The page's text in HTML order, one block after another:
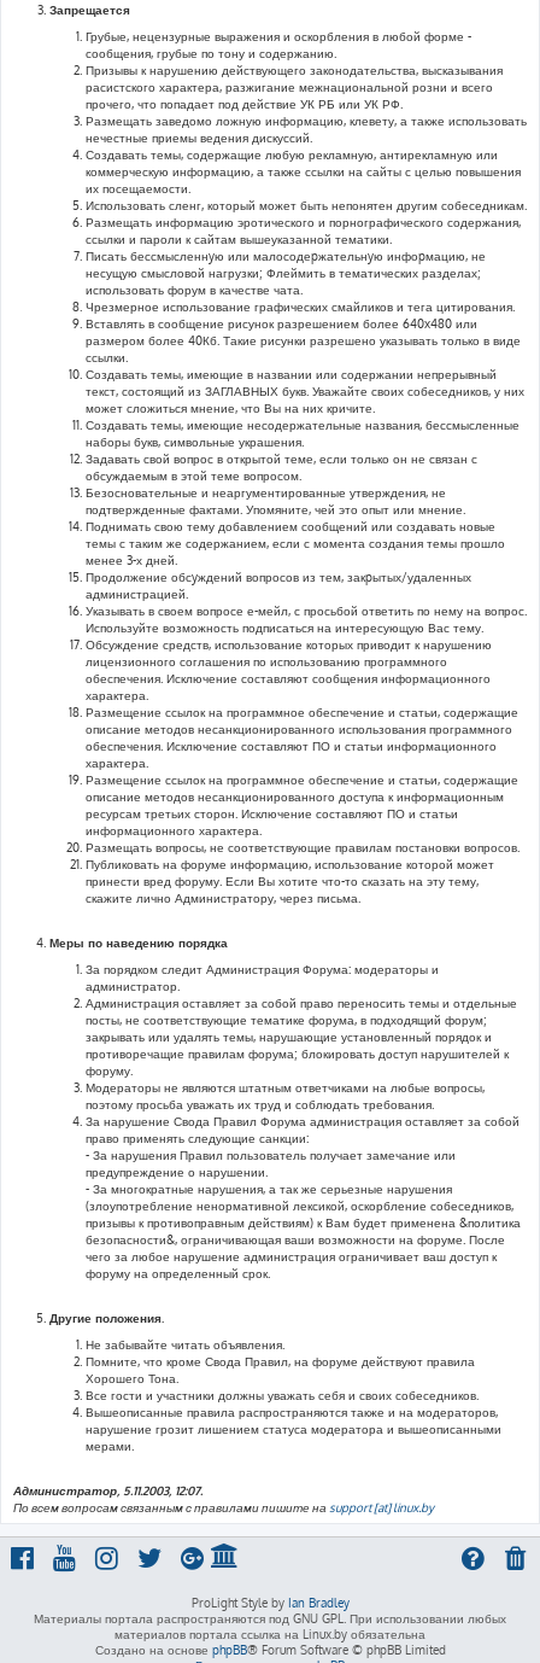
Запрещается
Грубые, нецензурные выражения и оскорбления в любой форме -
сообщения, грубые по тону и содержанию.
Призывы к нарушению действующего законодательства, высказывания
расистского характера, разжигание межнациональной розни и всего
прочего, что попадает под действие УК РБ или УК РФ.
Размещать заведомо ложную информацию, клевету, а также использовать
нечестные приемы ведения дискуссий.
Создавать темы, содержащие любую рекламную, антирекламную или
коммерческую информацию, а также ссылки на сайты с целью повышения
их посещаемости.
Использовать сленг, который может быть непонятен другим собеседникам.
Размещать информацию эротического и порнографического содержания,
ссылки и пароли к сайтам вышеуказанной тематики.
Писать бессмысленнyю или малосодеpжательнyю инфоpмацию, не
несущую смысловой нагрузки; Флеймить в тематических разделах;
использовать форум в качестве чата.
Чрезмерное использование графических смайликов и тега цитирования.
Вставлять в сообщение рисунок разрешением более 640x480 или
размером более 40Кб. Такие рисунки разрешено указывать только в виде
ссылки.
Создавать темы, имеющие в названии или содержании непрерывный
текст, состоящий из ЗАГЛАВНЫХ букв. Уважайте своих собеседников, у них
может сложиться мнение, что Вы на них кричите.
Создавать темы, имеющие несодержательные названия, бессмысленные
наборы букв, символьные украшения.
Задавать свой вопрос в открытой теме, если только он не связан с
обсуждаемым в этой теме вопросом.
Безосновательные и неаргументированные утверждения, не
подтвержденные фактами. Упомяните, чей это опыт или мнение.
Поднимать свою тему добавлением сообщений или создавать новые
темы с таким же содержанием, если с момента создания темы прошло
менее 3-х дней.
Продолжение обсyждений вопросов из тем, закpытых/удаленных
администрацией.
Указывать в своем вопросе е-мейл, с просьбой ответить по нему на вопрос.
Используйте возможность подписаться на интересующую Вас тему.
Обсуждение средств, использование которых приводит к нарушению
лицензионного соглашения по использованию программного
обеспечения. Исключение составляют сообщения информационного
характера.
Размещение ссылок на программное обеспечение и статьи, содержащие
описание методов несанкционированного использования программного
обеспечения. Исключение составляют ПО и статьи информационного
характера.
Размещение ссылок на программное обеспечение и статьи, содержащие
описание методов несанкционированного доступа к информационным
ресурсам третьих сторон. Исключение составляют ПО и статьи
информационного характера.
Размещать вопросы, не соответствующие правилам постановки вопросов.
Публиковать на форуме информацию, использование которой может
принести вред форуму. Если Вы хотите что-то сказать на эту тему,
скажите лично Администратору, через письма.
Меры по наведению порядка
За порядком следит Администрация Форума: модераторы и
администратор.
Администрация оставляет за собой право переносить темы и отдельные
посты, не соответствующие тематике форума, в подходящий форум;
закрывать или удалять темы, нарушающие установленный порядок и
противоречащие правилам форума; блокировать доступ нарушителей к
форуму.
Модераторы не являются штатным ответчиками на любые вопросы,
поэтому просьба уважать их труд и соблюдать требования.
За нарушение Свода Правил Форума администрация оставляет за собой
право применять следующие санкции:
- За нарушения Правил пользователь получает замечание или
предупреждение о нарушении.
- За многократные нарушения, а так же серьезные нарушения
(злоупотребление ненормативной лексикой, оскорбление собеседников,
призывы к противоправным действиям) к Вам будет применена &политика
безопасности&, ограничивающая ваши возможности на форуме. После
чего за любое нарушение администрация ограничивает ваш доступ к
форуму на определенный срок.
Другие положения.
Не забывайте читать объявления.
Помните, что кроме Свода Правил, на форуме действуют правила
Хорошего Тона.
Все гости и участники должны уважать себя и своих собеседников.
Вышеописанные правила распространяются также и на модераторов,
нарушение грозит лишением статуса модератора и вышеописанными
мерами.
Администратор, 5.11.2003, 12:07.
По всем вопросам связанным с правилами пишите на support [at] linux.by
ProLight Style by Ian Bradley
Материалы портала распространяются под GNU GPL. При использовании любых
материалов портала ссылка на Linux.by обязательна
Создано на основе phpBB® Forum Software © phpBB Limited